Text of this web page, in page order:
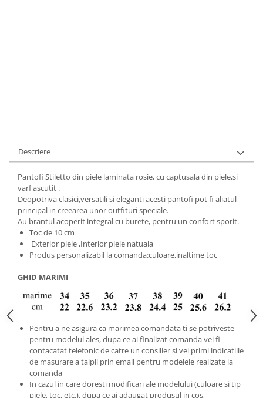
Descriere
Pantofi Stiletto din piele laminata rosie, cu captusala din piele,si
varf ascutit .
Deopotriva clasici,versatili si eleganti acesti pantofi pot fi aliatul
principal in creearea unor outfituri speciale.
Au brantul acoperit integral cu burete, pentru un confort sporit.
Toc de 10 cm
Exterior piele ,Interior piele natuala
Produs personalizabil la comanda:culoare,inaltime toc
GHID MARIMI
Pentru a ne asigura ca marimea comandata ti se potriveste
pentru modelul ales, dupa ce ai finalizat comanda vei fi
contacatat telefonic de catre un consilier si vei primi indicatiile
de masurare a talpii prin email pentru modelele realizate la
comanda
In cazul in care doresti modificari ale modelului (culoare si tip
piele, toc, etc.), dupa ce ai adaugat produsul in cos,